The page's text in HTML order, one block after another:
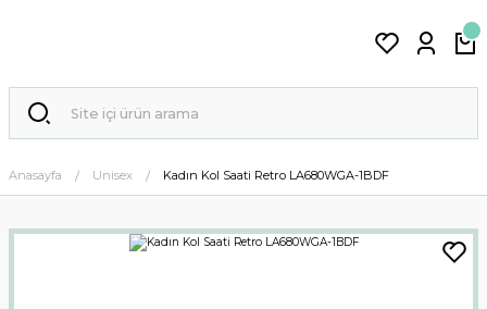
Anasayfa Unisex Kadın Kol Saati Retro LA680WGA-1BDF